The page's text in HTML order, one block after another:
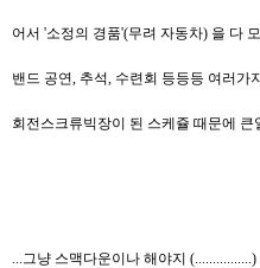
어서 '소정의 경품'(무려 자동차) 을 다
밴드 공연, 추석, 수련회 등등등 여러가
회전스크류빅장이 된 스케쥴 때문에 큰
...그냥 스맥다운이나 해야지 (................)